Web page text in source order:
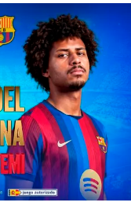
Xeneize, por su
una derrota y un
Estudiantes de
de una
en varias
que repartir sus
Copa Argentina y
está
en el país